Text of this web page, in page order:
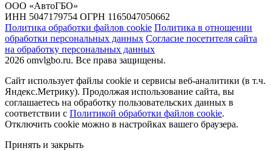
ООО «АвтоГБО»
ИНН 5047179754 ОГРН 1165047050662
Политика обработки файлов cookie Политика в отношении
обработки персональных данных Согласие посетителя сайта
на обработку персональных данных
2026 omvlgbo.ru. Все права защищены.
Сайт использует файлы cookie и сервисы веб-аналитики (в т.ч.
Яндекс.Метрику). Продолжая использование сайта, вы
соглашаетесь на обработку пользовательских данных в
соответствии с Политикой обработки файлов cookie.
Отключить cookie можно в настройках вашего браузера.
Принять и закрыть